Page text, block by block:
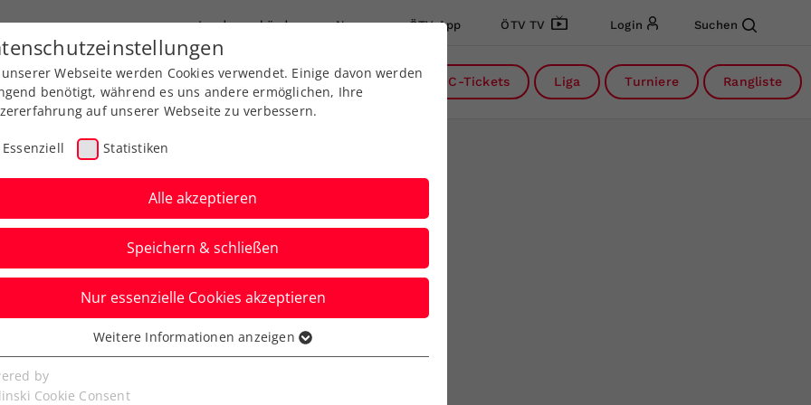
Landesverbände News ÖTV App ÖTV TV Login Suchen
Ausbildung Services Über uns DC-Tickets Liga Turniere Rangliste
auch mit
gegen Murray
Comeback weiter einem ersten
aus den Top 100.
Webseite werden Cookies verwendet. Einige davon werden
benötigt, während es uns andere ermöglichen, Ihre
auf unserer Webseite zu verbessern.
Essenziell Statistiken
Alle akzeptieren
Speichern & schließen
Nur essenzielle Cookies akzeptieren
Cookies werden für grundlegende Funktionen der
benötigt. Dadurch ist gewährleistet, dass die Webseite
Weitere Informationen anzeigen
by
Cookie Consent